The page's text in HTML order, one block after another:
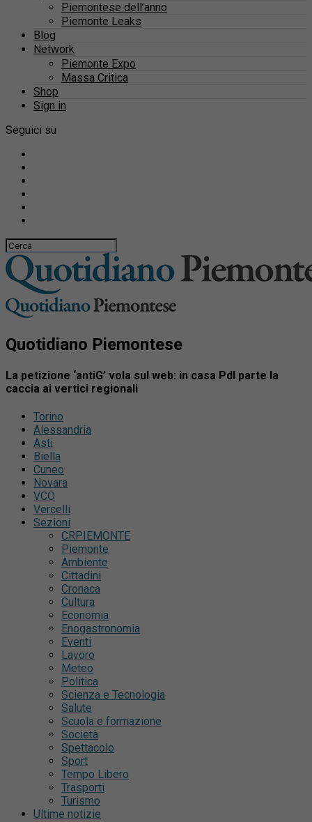
Piemontese dell’anno
Piemonte Leaks
Blog
Network
Piemonte Expo
Massa Critica
Shop
Sign in
Seguici su
Quotidiano Piemontese
La petizione ‘antiG’ vola sul web: in casa Pdl parte la
caccia ai vertici regionali
Torino
Alessandria
Asti
Biella
Cuneo
Novara
VCO
Vercelli
Sezioni
CRPIEMONTE
Piemonte
Ambiente
Cittadini
Cronaca
Cultura
Economia
Enogastronomia
Eventi
Lavoro
Meteo
Politica
Scienza e Tecnologia
Salute
Scuola e formazione
Società
Spettacolo
Sport
Tempo Libero
Trasporti
Turismo
Ultime notizie